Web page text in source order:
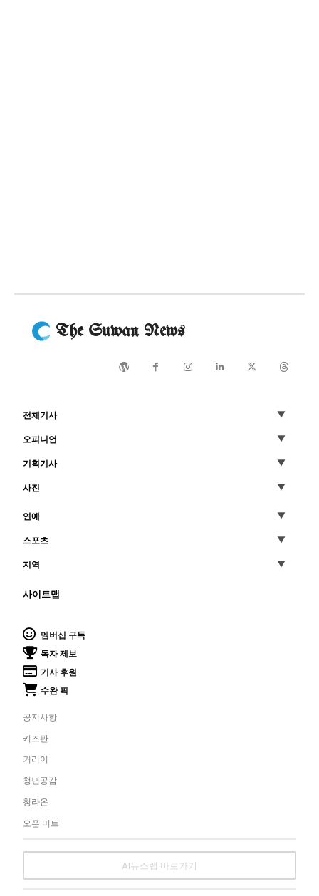
The Suwan News
전체기사
오피니언
기획기사
사진
연예
스포츠
지역
사이트맵
멤버십 구독
독자 제보
기사 후원
수완 픽
공지사항
키즈판
커리어
청년공감
청라온
오픈 미트
AI뉴스랩 바로가기